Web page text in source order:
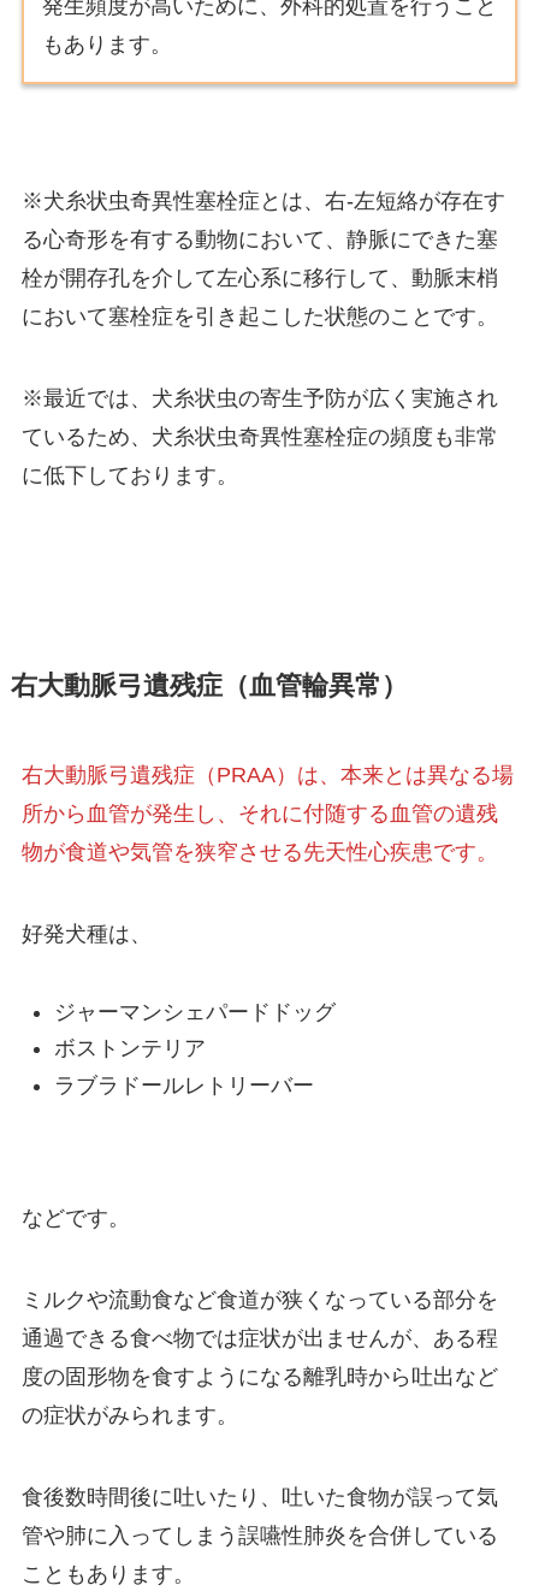
発生頻度が高いために、外科的処置を行うこと
もあります。
※犬糸状虫奇異性塞栓症とは、右-左短絡が存在す
る心奇形を有する動物において、静脈にできた塞
栓が開存孔を介して左心系に移行して、動脈末梢
において塞栓症を引き起こした状態のことです。
※最近では、犬糸状虫の寄生予防が広く実施され
ているため、犬糸状虫奇異性塞栓症の頻度も非常
に低下しております。
右大動脈弓遺残症（血管輪異常）
右大動脈弓遺残症（PRAA）は、本来とは異なる場
所から血管が発生し、それに付随する血管の遺残
物が食道や気管を狭窄させる先天性心疾患です。
好発犬種は、
ジャーマンシェパードドッグ
ボストンテリア
ラブラドールレトリーバー
などです。
ミルクや流動食など食道が狭くなっている部分を
通過できる食べ物では症状が出ませんが、ある程
度の固形物を食すようになる離乳時から吐出など
の症状がみられます。
食後数時間後に吐いたり、吐いた食物が誤って気
管や肺に入ってしまう誤嚥性肺炎を合併している
こともあります。